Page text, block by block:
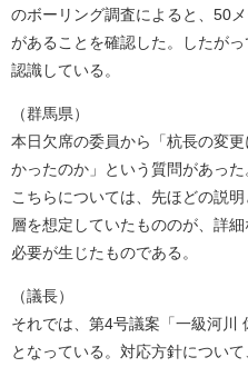
のボーリング調査によると、50
があることを確認した。したが
認識している。
（群馬県）
本日欠席の委員から「杭長の変
かったのか」という質問があった
こちらについては、先ほどの説
層を想定していたもののが、詳
必要が生じたものである。
（議長）
それでは、第4号議案「一級河川
となっている。対応方針について